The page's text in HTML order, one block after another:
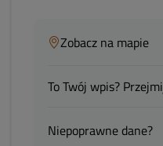
Zobacz na mapie
To Twój wpis?
Niepoprawne dane?